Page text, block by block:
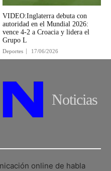
VIDEO:Inglaterra debuta con
autoridad en el Mundial 2026:
vence 4-2 a Croacia y lidera el
Grupo L
Deportes 17/06/2026
Noticias
online de habla